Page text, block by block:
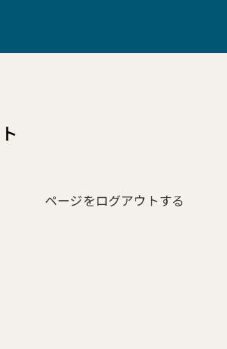
ページをログアウトする